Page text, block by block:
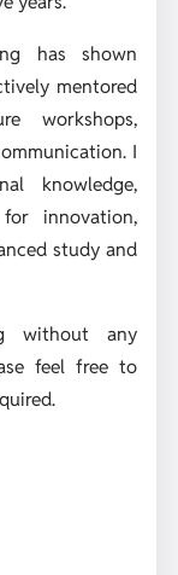
has shown
mentored
workshops,
I
knowledge,
innovation,
study and
without any
feel free to